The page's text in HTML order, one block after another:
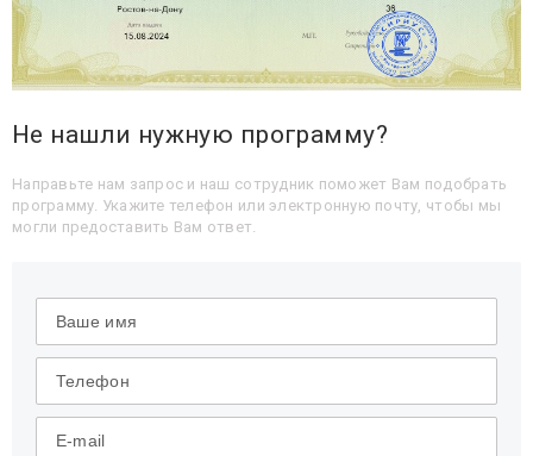
Не нашли нужную программу?
Направьте нам запрос и наш сотрудник поможет Вам подобрать
программу. Укажите телефон или электронную почту, чтобы мы
могли предоставить Вам ответ.